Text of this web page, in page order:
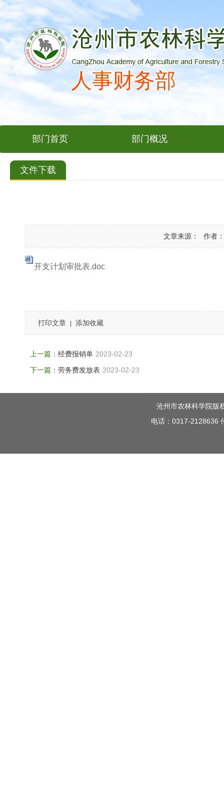
人事财务部
部门首页 部门概况
文件下载
文章来源： 作者：
开支计划审批表.doc
打印文章 添加收藏
上一篇： 经费报销单 2023-02-23
下一篇： 劳务费发放表 2023-02-23
沧州市农林科学院版
电话：0317-2128636